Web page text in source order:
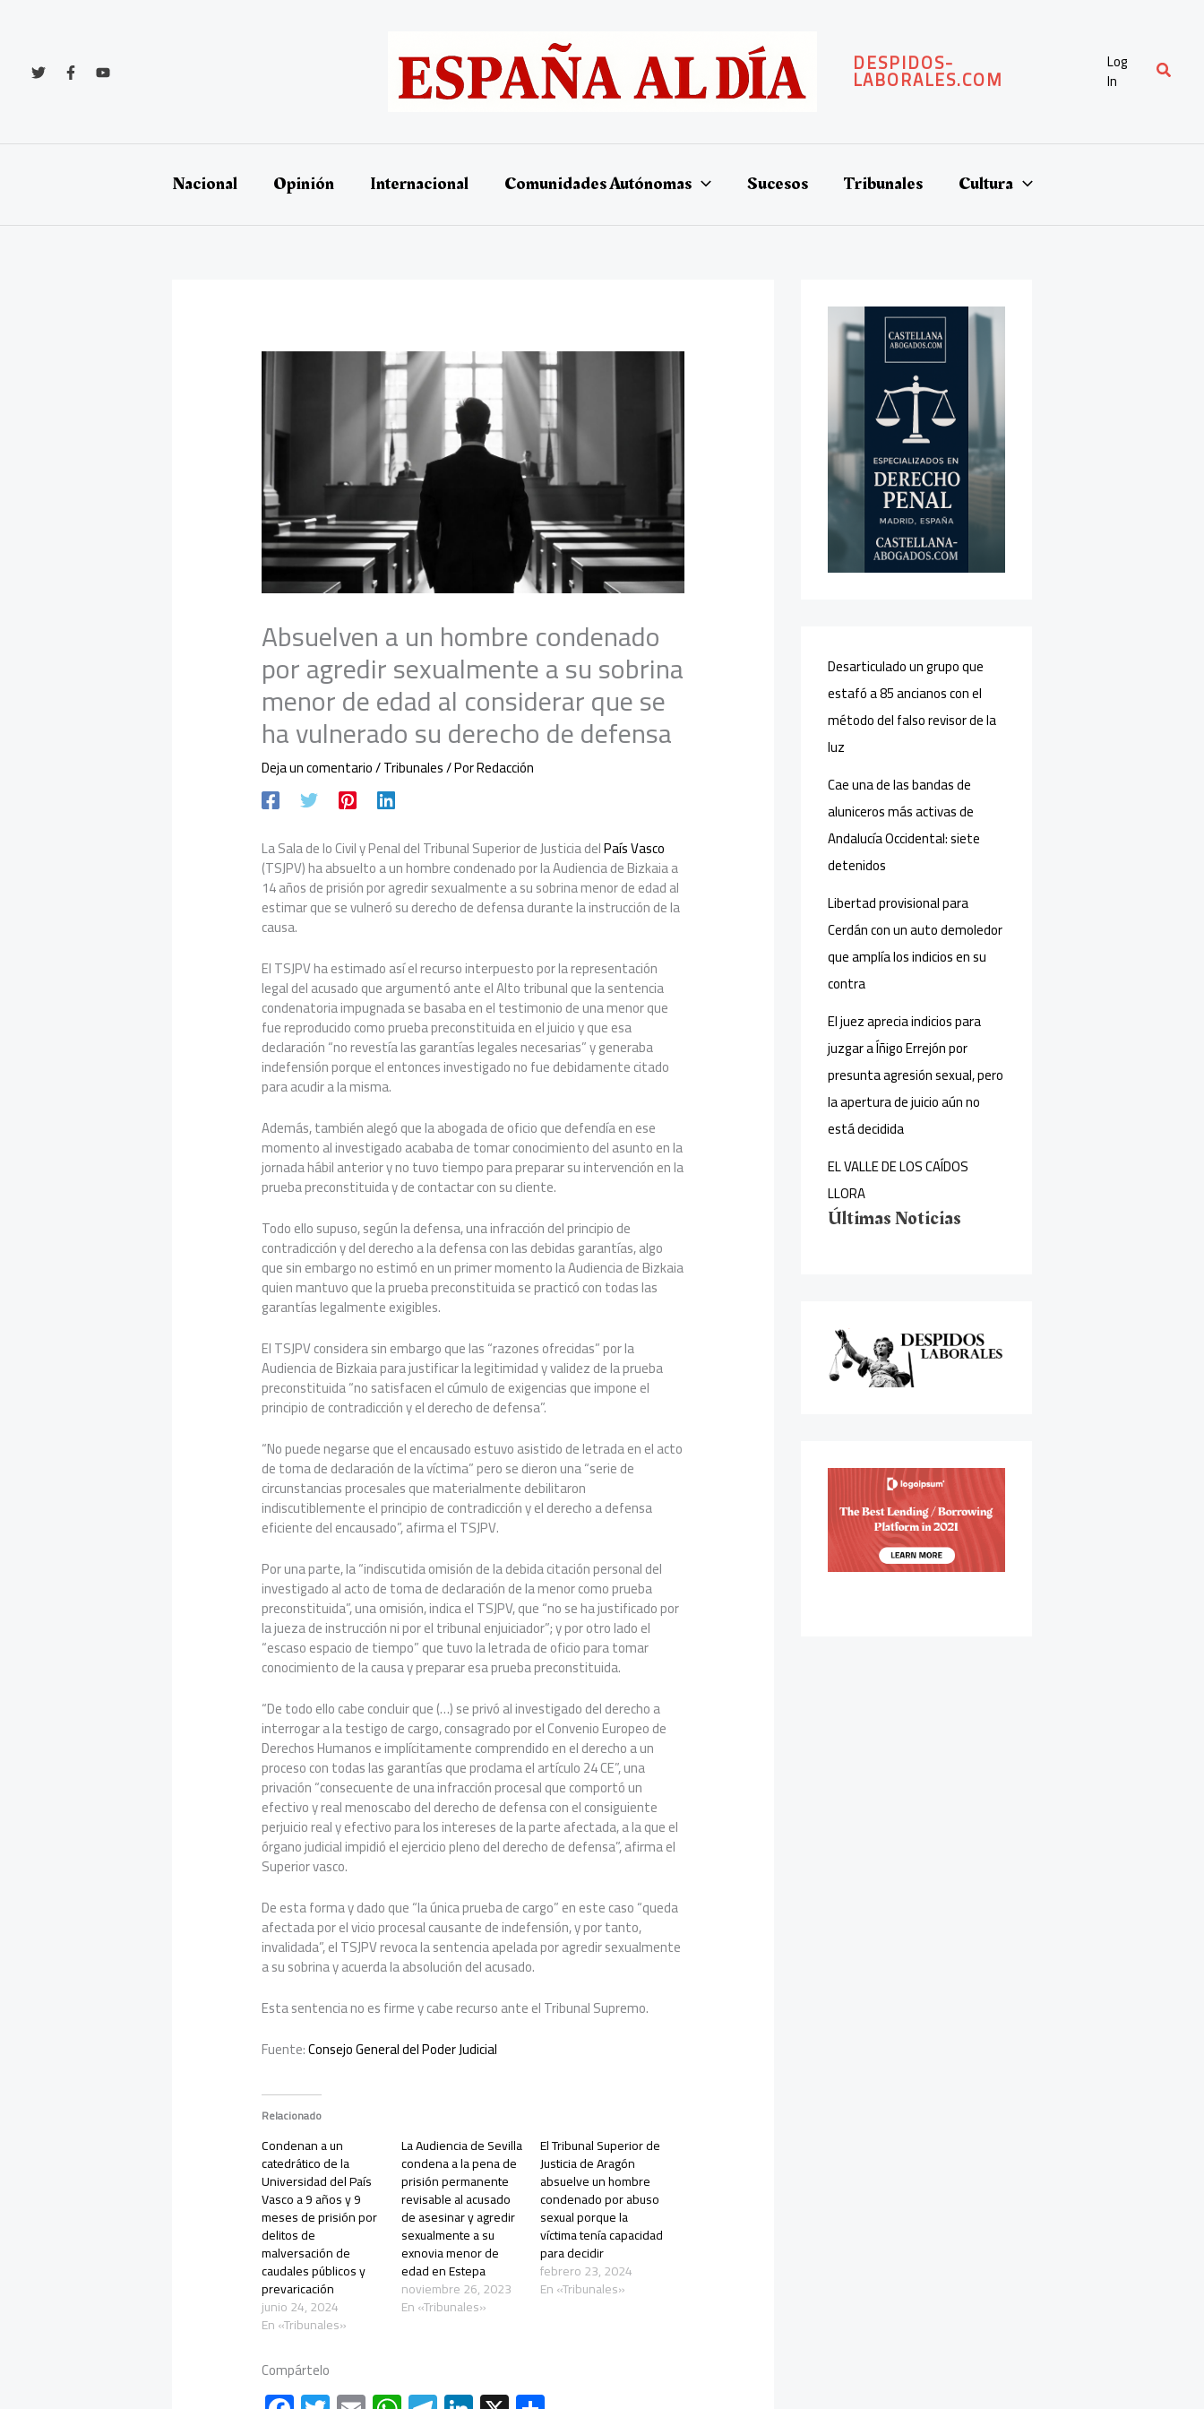
DESPIDOS-
LABORALES.COM
Log
In Buscar
Nacional Opinión Internacional Comunidades Autónomas Sucesos Tribunales Cultura
Absuelven a un hombre condenado
por agredir sexualmente a su sobrina
menor de edad al considerar que se
ha vulnerado su derecho de defensa
Deja un comentario/Tribunales/ PorRedacción
La Sala de lo Civil y Penal del Tribunal Superior de Justicia delPaís Vasco
(TSJPV) ha absuelto a un hombre condenado por la Audiencia de Bizkaia a
14 años de prisión por agredir sexualmente a su sobrina menor de edad al
estimar que se vulneró su derecho de defensa durante la instrucción de la
causa.
El TSJPV ha estimado así el recurso interpuesto por la representación
legal del acusado que argumentó ante el Alto tribunal que la sentencia
condenatoria impugnada se basaba en el testimonio de una menor que
fue reproducido como prueba preconstituida en el juicio y que esa
declaración “no revestía las garantías legales necesarias” y generaba
indefensión porque el entonces investigado no fue debidamente citado
para acudir a la misma.
Además, también alegó que la abogada de oficio que defendía en ese
momento al investigado acababa de tomar conocimiento del asunto en la
jornada hábil anterior y no tuvo tiempo para preparar su intervención en la
prueba preconstituida y de contactar con su cliente.
Todo ello supuso, según la defensa, una infracción del principio de
contradicción y del derecho a la defensa con las debidas garantías, algo
que sin embargo no estimó en un primer momento la Audiencia de Bizkaia
quien mantuvo que la prueba preconstituida se practicó con todas las
garantías legalmente exigibles.
El TSJPV considera sin embargo que las “razones ofrecidas” por la
Audiencia de Bizkaia para justificar la legitimidad y validez de la prueba
preconstituida “no satisfacen el cúmulo de exigencias que impone el
principio de contradicción y el derecho de defensa”.
“No puede negarse que el encausado estuvo asistido de letrada en el acto
de toma de declaración de la víctima” pero se dieron una “serie de
circunstancias procesales que materialmente debilitaron
indiscutiblemente el principio de contradicción y el derecho a defensa
eficiente del encausado”, afirma el TSJPV.
Por una parte, la “indiscutida omisión de la debida citación personal del
investigado al acto de toma de declaración de la menor como prueba
preconstituida”, una omisión, indica el TSJPV, que “no se ha justificado por
la jueza de instrucción ni por el tribunal enjuiciador”; y por otro lado el
“escaso espacio de tiempo” que tuvo la letrada de oficio para tomar
conocimiento de la causa y preparar esa prueba preconstituida.
“De todo ello cabe concluir que (…) se privó al investigado del derecho a
interrogar a la testigo de cargo, consagrado por el Convenio Europeo de
Derechos Humanos e implícitamente comprendido en el derecho a un
proceso con todas las garantías que proclama el artículo 24 CE”, una
privación “consecuente de una infracción procesal que comportó un
efectivo y real menoscabo del derecho de defensa con el consiguiente
perjuicio real y efectivo para los intereses de la parte afectada, a la que el
órgano judicial impidió el ejercicio pleno del derecho de defensa”, afirma el
Superior vasco.
De esta forma y dado que “la única prueba de cargo” en este caso “queda
afectada por el vicio procesal causante de indefensión, y por tanto,
invalidada”, el TSJPV revoca la sentencia apelada por agredir sexualmente
a su sobrina y acuerda la absolución del acusado.
Esta sentencia no es firme y cabe recurso ante el Tribunal Supremo.
Fuente:Consejo General del Poder Judicial
Relacionado
Condenan a un
catedrático de la
Universidad del País
Vasco a 9 años y 9
meses de prisión por
delitos de
malversación de
caudales públicos y
prevaricación
junio 24, 2024
En «Tribunales»
La Audiencia de Sevilla
condena a la pena de
prisión permanente
revisable al acusado
de asesinar y agredir
sexualmente a su
exnovia menor de
edad en Estepa
noviembre 26, 2023
En «Tribunales»
El Tribunal Superior de
Justicia de Aragón
absuelve un hombre
condenado por abuso
sexual porque la
víctima tenía capacidad
para decidir
febrero 23, 2024
En «Tribunales»
Compártelo
Desarticulado un grupo que
estafó a 85 ancianos con el
método del falso revisor de la
luz
Cae una de las bandas de
aluniceros más activas de
Andalucía Occidental: siete
detenidos
Libertad provisional para
Cerdán con un auto demoledor
que amplía los indicios en su
contra
El juez aprecia indicios para
juzgar a Íñigo Errejón por
presunta agresión sexual, pero
la apertura de juicio aún no
está decidida
EL VALLE DE LOS CAÍDOS
LLORA
Últimas Noticias